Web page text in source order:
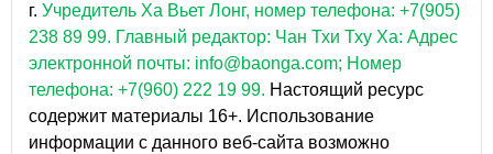
г. Учредитель Ха Вьет Лонг, номер телефона: +7(905)
238 89 99. Главный редактор: Чан Тхи Тху Ха: Адрес
электронной почты: info@baonga.com; Номер
телефона: +7(960) 222 19 99. Настоящий ресурс
содержит материалы 16+. Использование
информации с данного веб-сайта возможно